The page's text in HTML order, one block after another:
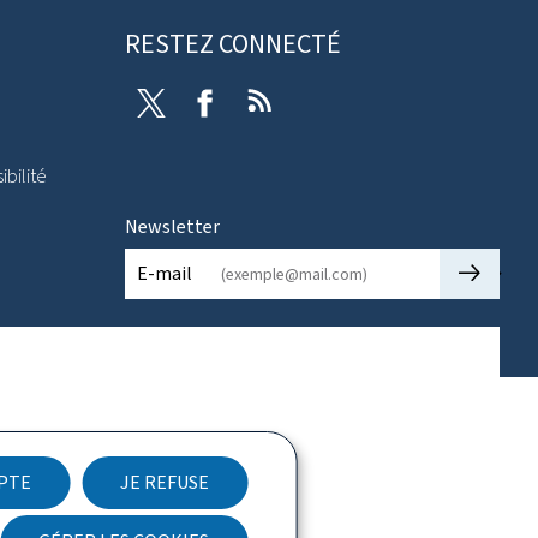
JE REFUSE
RESTEZ CONNECTÉ
Twitter Facebook
Newsletter
E-mail
🡒